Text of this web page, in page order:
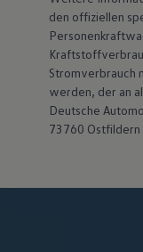
Bulli
den offiziellen
Stromverbrauch
werden, der an
Deutsche
73760